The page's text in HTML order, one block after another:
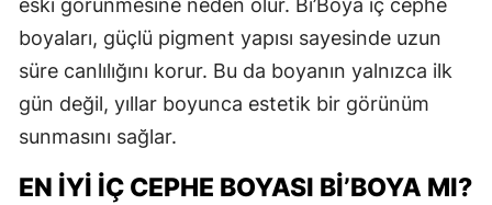
eski görünmesine neden olur. Bi’Boya iç cephe
boyaları, güçlü pigment yapısı sayesinde uzun
süre canlılığını korur. Bu da boyanın yalnızca ilk
gün değil, yıllar boyunca estetik bir görünüm
sunmasını sağlar.
EN İYI İÇ CEPHE BOYASI BI’BOYA MI?